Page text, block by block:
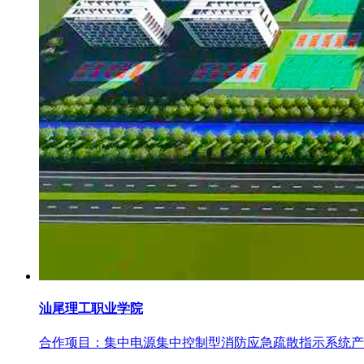
汕尾理工职业学院
合作项目：集中电源集中控制型消防应急疏散指示系统